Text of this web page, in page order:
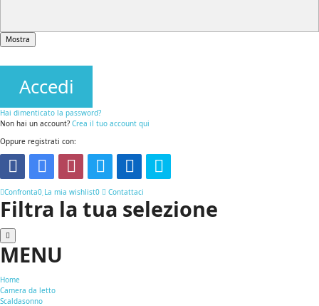
Mostra
Accedi
Hai dimenticato la password?
Non hai un account? Crea il tuo account qui
Oppure registrati con:
Confronta0 La mia wishlist0 Contattaci
Filtra la tua selezione
MENU
Home
Camera da letto
Scaldasonno